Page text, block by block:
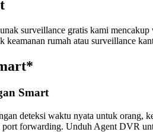
surveillance gratis kami
rumah atau surveillance
Smart
deteksi waktu nyata untuk orang,
forwarding. Unduh Agent DVR